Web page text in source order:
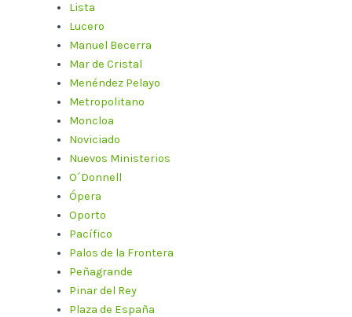
Lista
Lucero
Manuel Becerra
Mar de Cristal
Menéndez Pelayo
Metropolitano
Moncloa
Noviciado
Nuevos Ministerios
O´Donnell
Ópera
Oporto
Pacífico
Palos de la Frontera
Peñagrande
Pinar del Rey
Plaza de España